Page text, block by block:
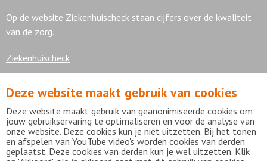
Op de website Ziekenhuischeck staan cijfers over de kwaliteit
van de zorg.
Ziekenhuischeck
7,9
Bekijk alle waarderingen
Deze website maakt gebruik van cookies
Deze website maakt gebruik van geanonimiseerde cookies om
jouw gebruikservaring te optimaliseren en voor de analyse van
onze website. Deze cookies kun je niet uitzetten. Bij het tonen
en afspelen van YouTube video's worden cookies van derden
geplaatst. Deze cookies van derden kun je wel uitzetten. Klik